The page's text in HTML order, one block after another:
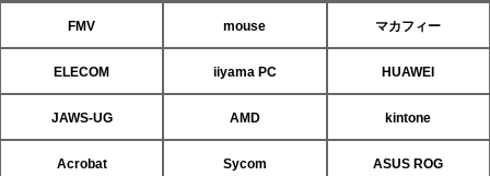
FMV mouse マカフィー
ELECOM iiyama PC HUAWEI
JAWS-UG AMD kintone
Acrobat Sycom ASUS ROG